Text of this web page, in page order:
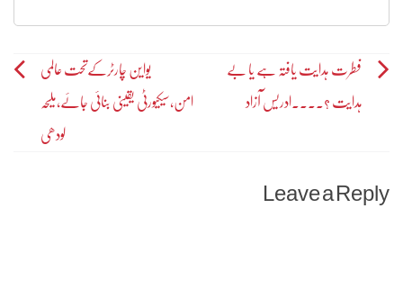
Post
navigation
فطرت ہدایت یافتہ ہے یا بے
ہدایت ؟۔۔۔۔ادریس آزاد
یواین چارٹرکےتحت عالمی
امن،سیکیورٹی یقینی بنائی جائے،ملیحہ
لودھی
Leave a Reply